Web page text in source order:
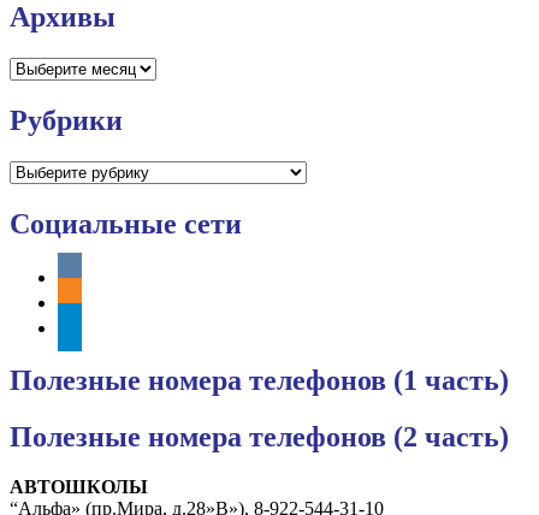
Архивы
Архивы
Рубрики
Рубрики
Социальные сети
vkontakte
odnoklassniki
Полезные номера телефонов (1 часть)
Полезные номера телефонов (2 часть)
АВТОШКОЛЫ
“Альфа» (пр.Мира, д.28»В»), 8-922-544-31-10